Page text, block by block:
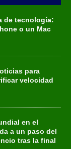
de tecnología:
o un Mac
para
velocidad
en el
a un paso del
tras la final